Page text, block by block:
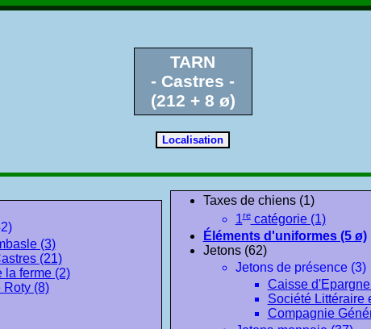
TARN
- Castres -
(212 + 8 ø)
(3)
(21)
la ferme (2)
Roty (8)
Taxes de chiens (1)
1recatégorie (1)
Éléments d'uniformes (5 ø)
Jetons (62)
Jetons de présence (3)
Caisse
Société Littéraire
Compagnie